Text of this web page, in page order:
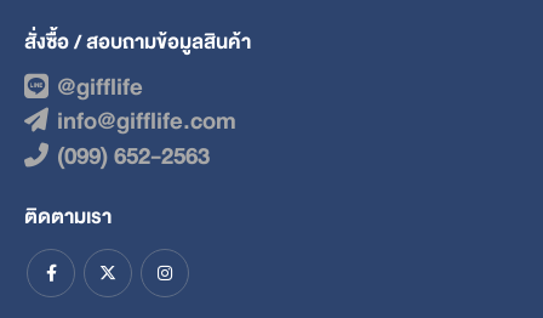
สั่งซื้อ / สอบถามข้อมูลสินค้า
@gifflife
info@gifflife.com
(099) 652-2563
ติดตามเรา